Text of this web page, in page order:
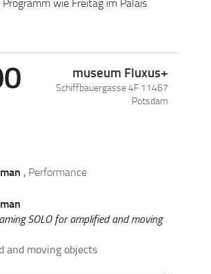
Programm wie Freitag im Palais
museum Fluxus+
Schiffbauergasse 4F 11467
Potsdam
, Performance
SOLO for amplified and moving
and moving objects